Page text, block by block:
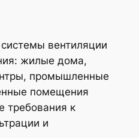
вентиляции
жилые дома,
промышленные
помещения
требования к
и